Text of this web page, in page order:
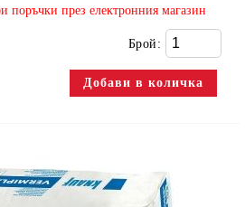
поръчки през електронния магазин
Брой: